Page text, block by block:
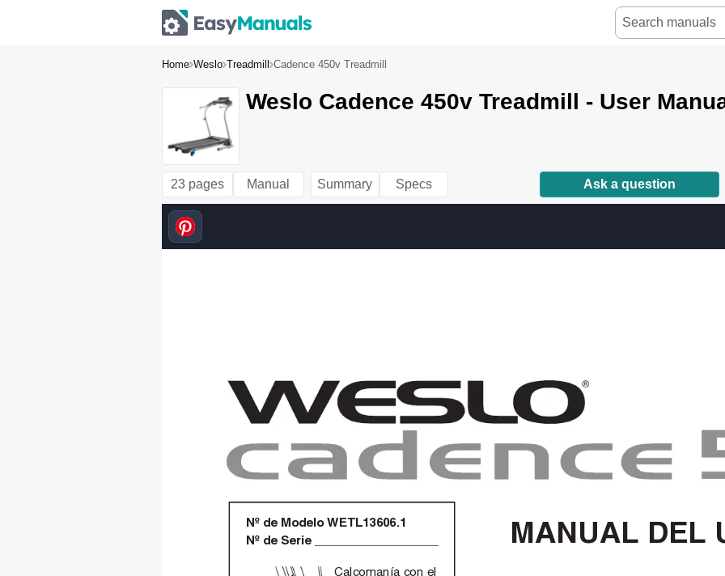
Home Weslo Treadmill Cadence 450v Treadmill
Weslo Cadence 450v Treadmill - User
23 pages Manual Summary Specs Ask a question
MANUAL DEL
Calcomanía con el
Nº de Modelo WETL13606.1
Nº de Serie